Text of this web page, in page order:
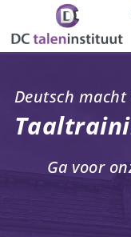
de
Deutsch macht
Ga voor